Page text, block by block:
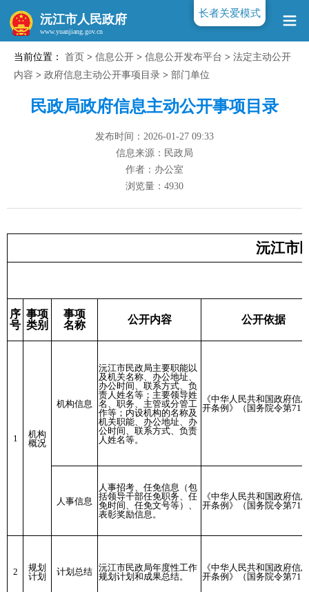
沅江市人民政府
www.yuanjiang.gov.cn
当前位置： 首页 > 信息公开 > 信息公开发布平台 > 法定主动公开
内容 > 政府信息主动公开事项目录 > 部门单位
民政局政府信息主动公开事项目录
发布时间：2026-01-27 09:33
信息来源：民政局
作者：办公室
浏览量： 4930
沅江市
序
号
事项
类别
事项
名称
公开内容 公开依据
1
机构
概况
机构信息
沅江市民政局主要职能以
及机关名称、办公地址、
办公时间、联系方式、负
责人姓名等；主要领导姓
名、职务、主管或分管工
作等；内设机构的名称及
机关职能、办公地址、办
公时间、联系方式、负责
人姓名等。
《中华人民共和国政府信
开条例》（国务院令第711
人事信息
人事招考、任免信息（包
括领导干部任免职务、任
免时间、任免文号等）、
表彰奖励信息。
《中华人民共和国政府信
开条例》（国务院令第711
2
规划
计划
计划总结 沅江市民政局年度性工作
规划计划和成果总结。
《中华人民共和国政府信
开条例》（国务院令第711
长者关爱模式